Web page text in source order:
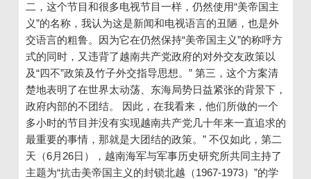
二，这个节目和很多电视节目一样，仍然使用“美帝国主
义”的名称，我认为这是新闻和电视语言的丑陋，也是外
交语言的粗鲁。因为它在仍然保持“美帝国主义”的称呼方
式的同时，又违背了越南共产党政府的对外交友政策以
及“四不”政策及竹子外交指导思想。” 第三，这个方案清
楚地表明了在世界太动荡、东海局势日益紧张的背景下，
政府内部的不团结。 因此，在我看来，他们所做的一个
多小时的节目并没有实现越南共产党几十年来一直追求的
最重要的事情，那就是大团结的政策。” 不仅如此，第二
天（6月26日），越南海军与军事历史研究所共同主持了
主题为“抗击美帝国主义的封锁北越（1967-1973）”的学